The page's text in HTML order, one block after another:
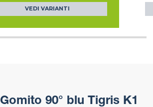
VEDI VARIANTI
Gomito 90° blu Tigris K1